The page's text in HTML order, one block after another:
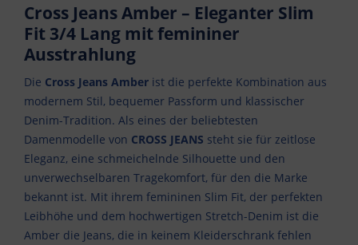
Cross Jeans Amber – Eleganter Slim
Fit 3/4 Lang mit femininer
Ausstrahlung
Die Cross Jeans Amber ist die perfekte Kombination aus
modernem Stil, bequemer Passform und klassischer
Denim-Tradition. Als eines der beliebtesten
Damenmodelle von CROSS JEANS steht sie für zeitlose
Eleganz, eine schmeichelnde Silhouette und den
unverwechselbaren Tragekomfort, für den die Marke
bekannt ist. Mit ihrem femininen Slim Fit, der perfekten
Leibhöhe und dem hochwertigen Stretch-Denim ist die
Amber die Jeans, die in keinem Kleiderschrank fehlen